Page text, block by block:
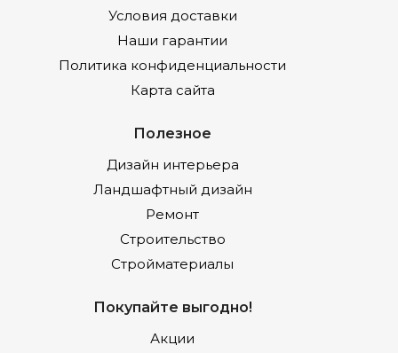
Условия доставки
Наши гарантии
Политика конфиденциальности
Карта сайта
Полезное
Дизайн интерьера
Ландшафтный дизайн
Ремонт
Строительство
Стройматериалы
Покупайте выгодно!
Акции